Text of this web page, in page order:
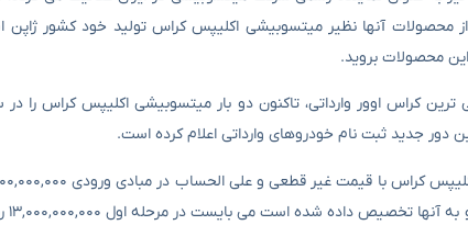
محصولات آنها نظیر میتسوبیشی اکلیپس کراس تولید خود کشور
محصولات بروید.
کراس اوور وارداتی، تاکنون دو بار میتسوبیشی اکلیپس کراس را
جدید ثبت نام خودروهای وارداتی اعلام کرده است.